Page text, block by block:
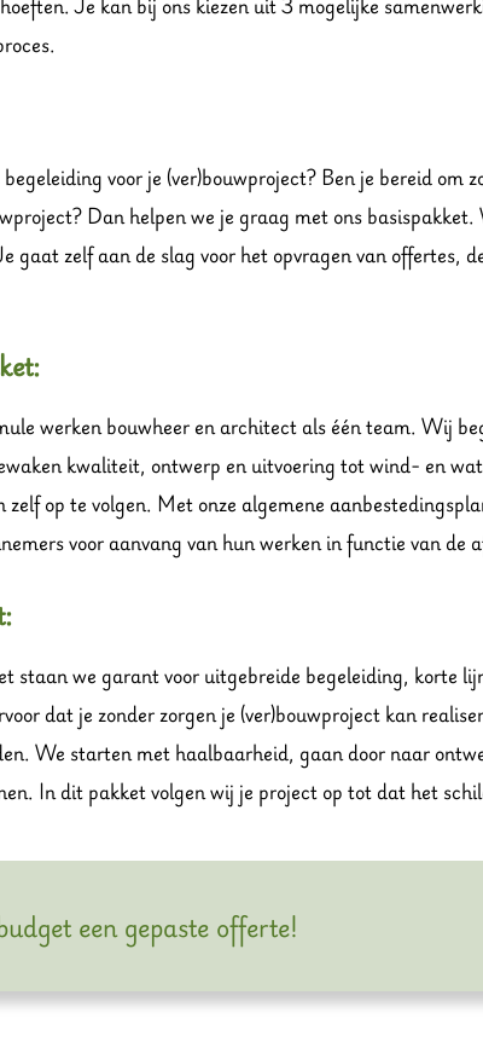
voor je (ver)bouwproject? Ben je bereid
Dan helpen we je graag met ons
gaat zelf aan de slag voor het opvragen van
werken bouwheer en architect als één team. Wij
kwaliteit, ontwerp en uitvoering tot wind- en
zelf op te volgen. Met onze algemene
voor aanvang van hun werken in functie van de
staan we garant voor uitgebreide begeleiding, korte
dat je zonder zorgen je (ver)bouwproject kan
We starten met haalbaarheid, gaan door naar
In dit pakket volgen wij je project op tot dat het
een gepaste offerte!